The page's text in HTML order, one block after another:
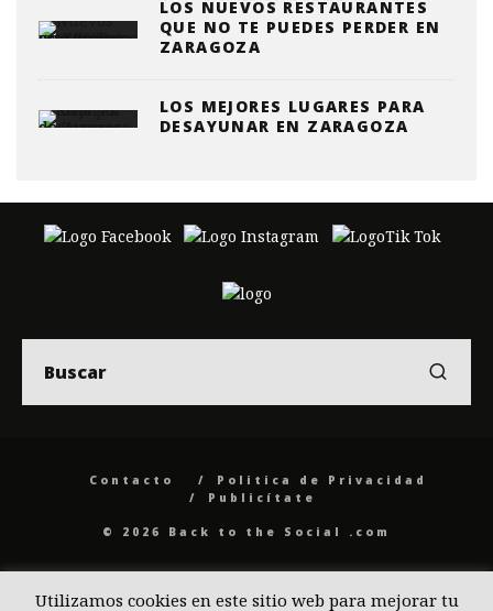
LOS NUEVOS RESTAURANTES
QUE NO TE PUEDES PERDER EN
ZARAGOZA
LOS MEJORES LUGARES PARA
DESAYUNAR EN ZARAGOZA
Contacto
Politica de Privacidad
Publicítate
© 2026 Back to the Social .com
Utilizamos cookies en este sitio web para mejorar tu